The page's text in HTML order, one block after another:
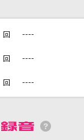
ケ最新情報をチェック！
回 ----
回 ----
回 ----